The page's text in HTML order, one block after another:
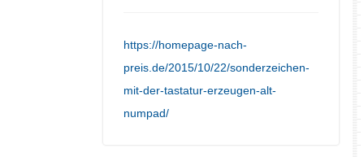
https://homepage-nach-
preis.de/2015/10/22/sonderzeichen-
mit-der-tastatur-erzeugen-alt-
numpad/